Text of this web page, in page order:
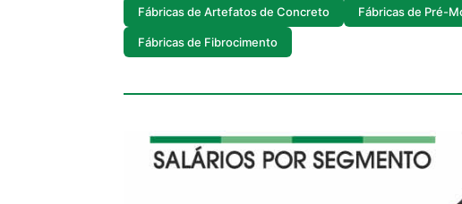
Fábricas de Artefatos de Concreto Fábricas de Pré-
Fábricas de Fibrocimento